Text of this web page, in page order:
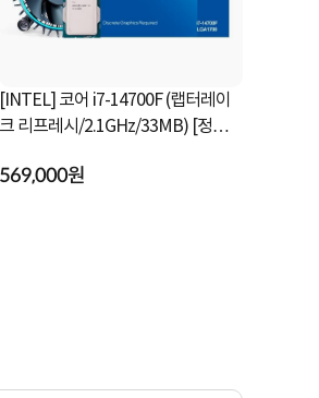
[INTEL] 코어 i7-14700F (랩터레이
크 리프레시/2.1GHz/33MB) [정품박
569,000원